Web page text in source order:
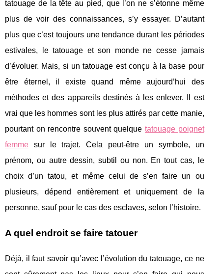
tatouage de la tête au pied, que l’on ne s’étonne même
plus de voir des connaissances, s’y essayer. D’autant
plus que c’est toujours une tendance durant les périodes
estivales, le tatouage et son monde ne cesse jamais
d’évoluer. Mais, si un tatouage est conçu à la base pour
être éternel, il existe quand même aujourd’hui des
méthodes et des appareils destinés à les enlever. Il est
vrai que les hommes sont les plus attirés par cette manie,
pourtant on rencontre souvent quelque tatouage poignet
femme sur le trajet. Cela peut-être un symbole, un
prénom, ou autre dessin, subtil ou non. En tout cas, le
choix d’un tatou, et même celui de s’en faire un ou
plusieurs, dépend entièrement et uniquement de la
personne, sauf pour le cas des esclaves, selon l’histoire.
A quel endroit se faire tatouer
Déjà, il faut savoir qu’avec l’évolution du tatouage, ce ne